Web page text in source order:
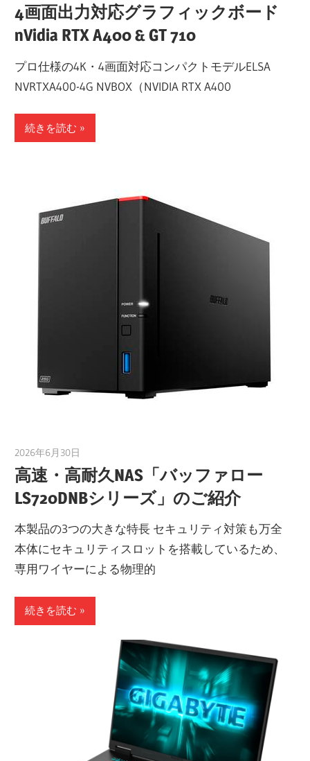
4画面出力対応グラフィックボード
nVidia RTX A400 & GT 710
プロ仕様の4K・4画面対応コンパクトモデルELSA
NVRTXA400-4G NVBOX（NVIDIA RTX A400
続きを読む
2026年6月30日
高速・高耐久NAS「バッファロー
LS720DNBシリーズ」のご紹介
本製品の3つの大きな特長 セキュリティ対策も万全
本体にセキュリティスロットを搭載しているため、
専用ワイヤーによる物理的
続きを読む